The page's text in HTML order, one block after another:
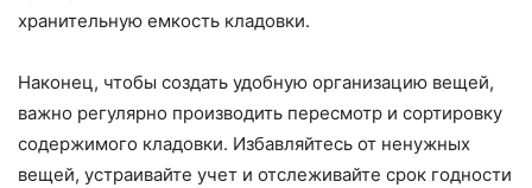
хранительную емкость кладовки.
Наконец, чтобы создать удобную организацию вещей,
важно регулярно производить пересмотр и сортировку
содержимого кладовки. Избавляйтесь от ненужных
вещей, устраивайте учет и отслеживайте срок годности